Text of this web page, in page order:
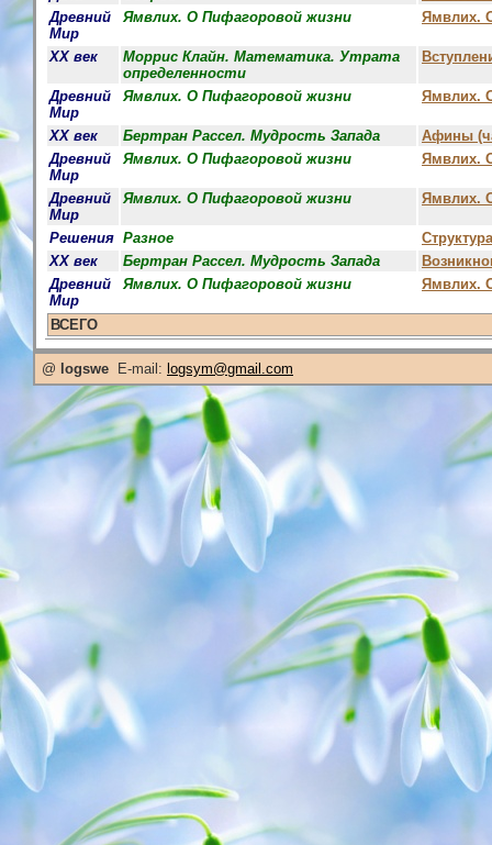
Древний
Мир
Ямвлих. О Пифагоровой жизни Ямвлих.
XX век
Моррис Клайн. Математика. Утрата
определенности
Древний
Мир
Ямвлих. О Пифагоровой жизни Ямвлих.
XX век Бертран Рассел. Мудрость Запада
Афины
Древний
Мир
Ямвлих. О Пифагоровой жизни Ямвлих.
Древний
Мир
Ямвлих. О Пифагоровой жизни Ямвлих.
Решения Разное
XX век
Бертран Рассел. Мудрость Запада
Древний
Мир
Ямвлих. О Пифагоровой жизни Ямвлих.
ВСЕГО
@ logswe E-mail: logsym@gmail.com